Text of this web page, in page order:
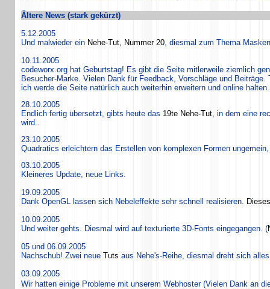
Ältere News (stark gekürzt)
5.12.2005
Und malwieder ein Nehe-Tut, Nummer 20, diesmal zum Thema
10.11.2005
codeworx.org hat Geburtstag! Es gibt die Seite mitlerweile ziemlich
Besucher-Marke. Vielen Dank für Feedback, Vorschläge und
ich werde die Seite natürlich auch weiterhin erweitern und online halten.
28.10.2005
Endlich fertig übersetzt, gibts heute das 19te Nehe-Tut, in dem eine
wird..
23.10.2005
Quadratics erleichtern das Erstellen von komplexen Formen
03.10.2005
Kleineres Update, neue Links.
19.09.2005
Dank OpenGL lassen sich Nebeleffekte sehr schnell realisieren.
10.09.2005
Und weiter gehts. Diesmal wird auf texturierte 3D-Fonts eingegangen. (
05 und 06.09.2005
Nachschub! Zwei neue Tuts aus Nehe's-Reihe, diesmal dreht sich
03.09.2005
Wir hatten einige Probleme mit unserem Webhoster (Vielen Dank an